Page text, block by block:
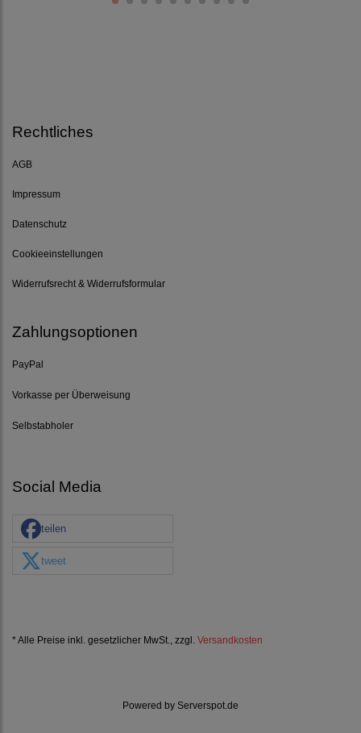
Rechtliches
AGB
Impressum
Datenschutz
Cookieeinstellungen
Widerrufsrecht & Widerrufsformular
Zahlungsoptionen
PayPal
Vorkasse per Überweisung
Selbstabholer
Social Media
teilen
tweet
* Alle Preise inkl. gesetzlicher MwSt., zzgl. Versandkosten
Powered by Serverspot.de